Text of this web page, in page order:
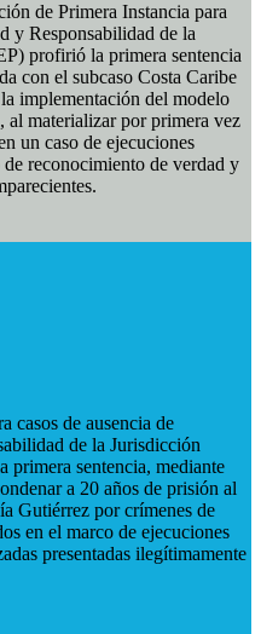
de Primera Instancia para
y Responsabilidad de la
profirió la primera sentencia
con el subcaso Costa Caribe
implementación del modelo
al materializar por primera vez
un caso de ejecuciones
reconocimiento de verdad y
casos de ausencia de
de la Jurisdicción
primera sentencia, mediante
a 20 años de prisión al
Gutiérrez por crímenes de
en el marco de ejecuciones
presentadas ilegítimamente